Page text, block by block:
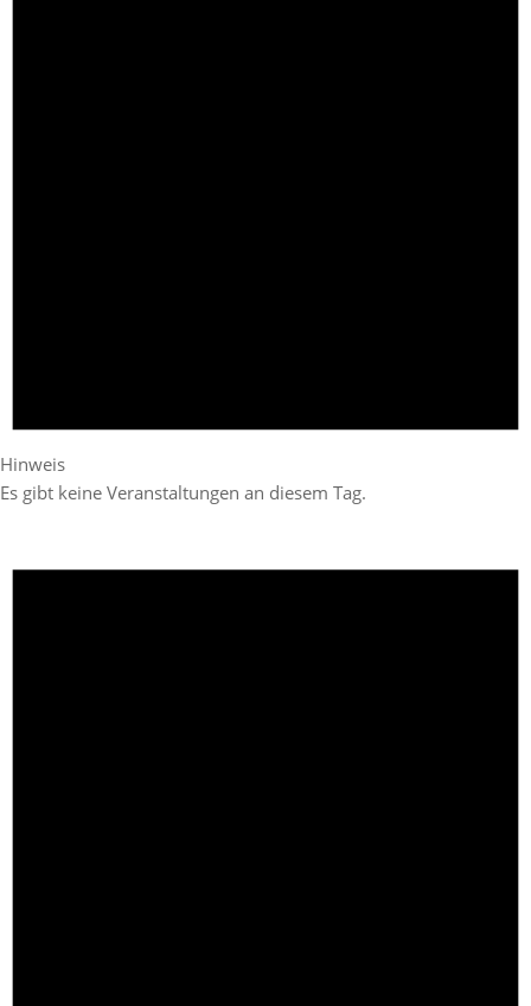
Hinweis
Es gibt keine Veranstaltungen an diesem Tag.